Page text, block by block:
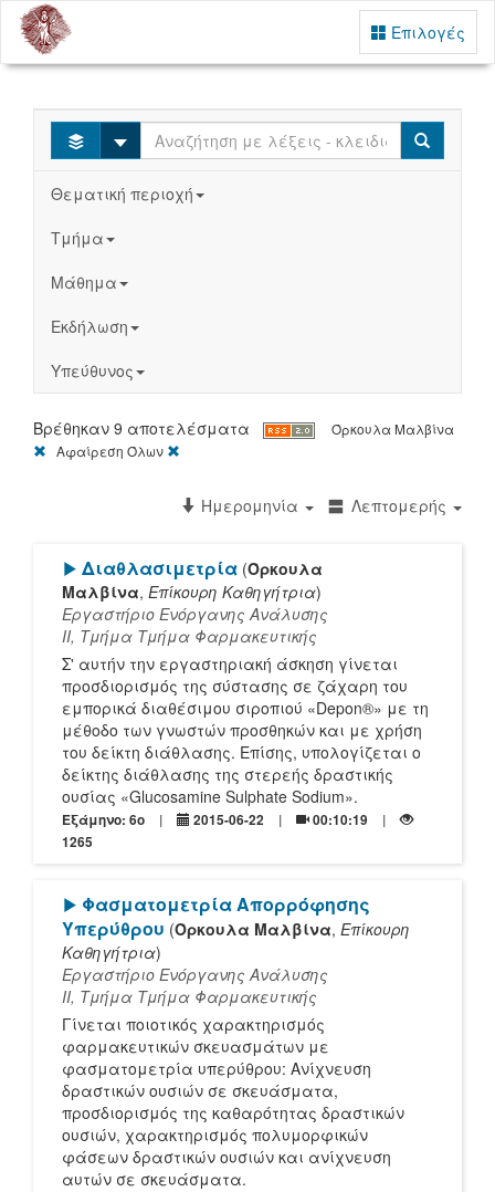
Επιλογές
Select Search
Θεματική περιοχή
Τμήμα
Μάθημα
Εκδήλωση
Υπεύθυνος
Βρέθηκαν 9 αποτελέσματα
Όρκουλα Μαλβίνα
[X]Αφαίρεση Όλων
Λεπτομερής
Ημερομηνία
[Play]
Διαθλασιμετρία (Όρκουλα
Μαλβίνα, Επίκουρη Καθηγήτρια)
Εργαστήριο Ενόργανης Ανάλυσης
ΙΙ, Τμήμα Tμήμα Φαρμακευτικής
Σ' αυτήν την εργαστηριακή άσκηση γίνεται
προσδιορισμός της σύστασης σε ζάχαρη του
εμπορικά διαθέσιμου σιροπιού «Depon®» με τη
μέθοδο των γνωστών προσθηκών και με χρήση
του δείκτη διάθλασης. Επίσης, υπολογίζεται ο
δείκτης διάθλασης της στερεής δραστικής
ουσίας «Glucosamine Sulphate Sodium».
Εξάμηνο: 6o 2015-06-22
00:10:19
1265
[Play]
Φασματομετρία Απορρόφησης
Υπερύθρου (Όρκουλα Μαλβίνα, Επίκουρη
Καθηγήτρια)
Εργαστήριο Ενόργανης Ανάλυσης
ΙΙ, Τμήμα Tμήμα Φαρμακευτικής
Γίνεται ποιοτικός χαρακτηρισμός
φαρμακευτικών σκευασμάτων με
φασματομετρία υπερύθρου: Ανίχνευση
δραστικών ουσιών σε σκευάσματα,
προσδιορισμός της καθαρότητας δραστικών
ουσιών, χαρακτηρισμός πολυμορφικών
φάσεων δραστικών ουσιών και ανίχνευση
αυτών σε σκευάσματα.